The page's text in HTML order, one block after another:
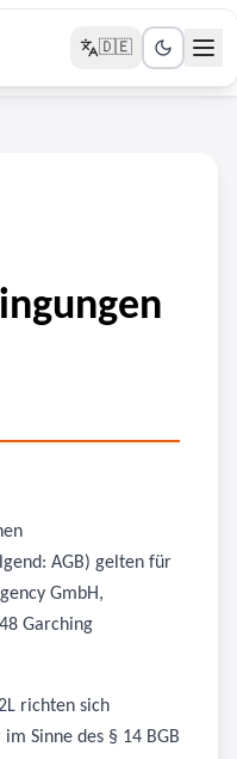
🇩🇪
AGB) gelten für
GmbH,
Garching
richten sich
Sinne des § 14 BGB